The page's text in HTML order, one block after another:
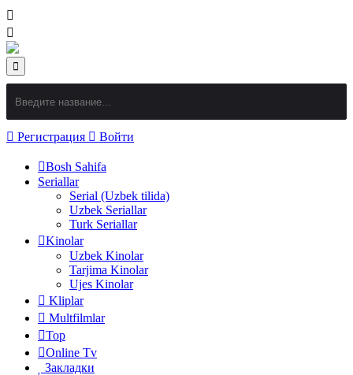
Регистрация Войти
Bosh Sahifa
Seriallar
Serial (Uzbek tilida)
Uzbek Seriallar
Turk Seriallar
Kinolar
Uzbek Kinolar
Tarjima Kinolar
Ujes Kinolar
Kliplar
Multfilmlar
Top
Online Tv
Закладки